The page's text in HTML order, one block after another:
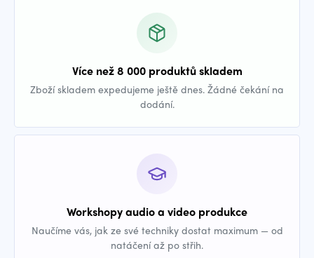
Více než 8 000 produktů skladem
Zboží skladem expedujeme ještě dnes. Žádné čekání na
dodání.
Workshopy audio a video produkce
Naučíme vás, jak ze své techniky dostat maximum — od
natáčení až po střih.